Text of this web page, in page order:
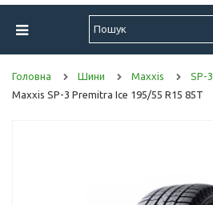
Головна Шини Maxxis
SP-
Maxxis SP-3 Premitra Ice 195/55 R15 85T